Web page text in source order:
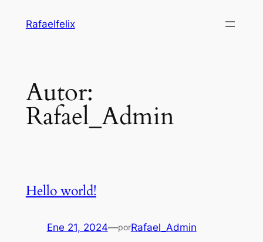
Rafaelfelix
Autor:
Rafael_Admin
Hello world!
Ene 21, 2024—porRafael_Admin